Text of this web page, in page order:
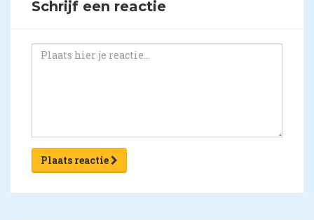
Schrijf een reactie
Plaats reactie